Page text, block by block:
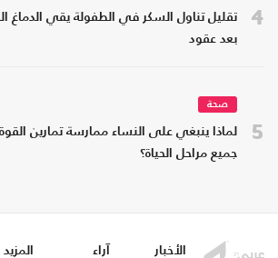
4
تقليل تناول السكر في الطفولة يقي الدماغ
بعد عقود
5
صحة
لماذا ينبغي على النساء ممارسة تمارين
جميع مراحل الحياة؟
الأخبار آراء المزيد